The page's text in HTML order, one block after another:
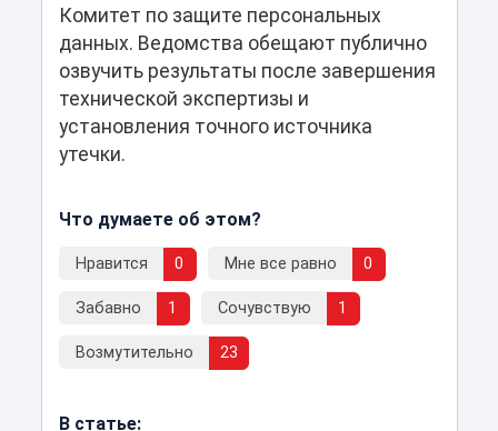
Комитет по защите персональных
данных. Ведомства обещают публично
озвучить результаты после завершения
технической экспертизы и
установления точного источника
утечки.
Что думаете об этом?
Нравится 0 Мне все равно 0
Забавно 1 Сочувствую 1
Возмутительно 23
В статье: